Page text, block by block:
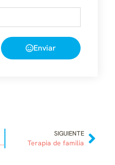
Enviar
Desregulación emocional
SIGUIENTE
Terapia de familia